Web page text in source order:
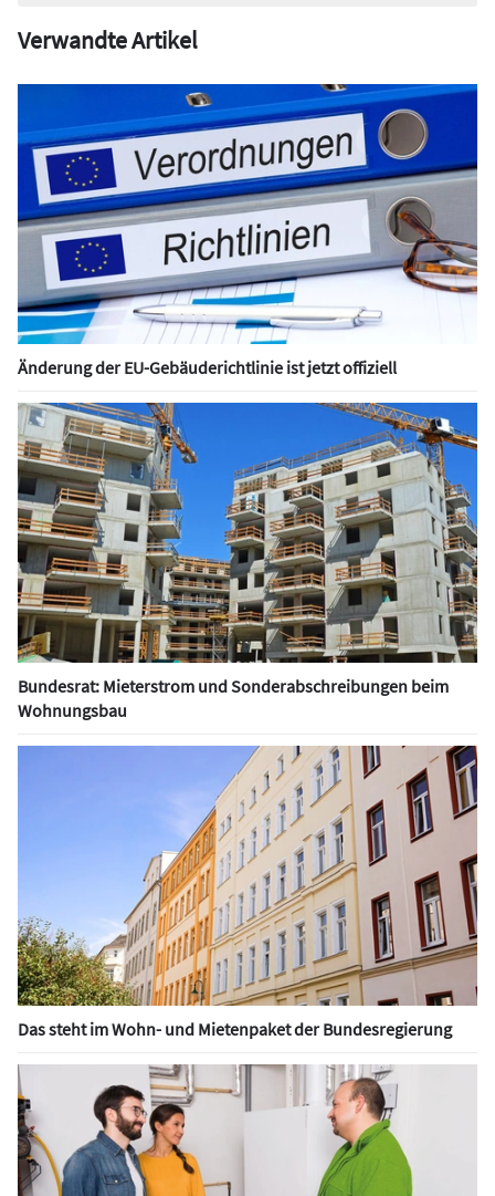
Verwandte Artikel
Änderung der EU-Gebäuderichtlinie ist jetzt offiziell
Bundesrat: Mieterstrom und Sonderabschreibungen beim
Wohnungsbau
Das steht im Wohn- und Mietenpaket der Bundesregierung